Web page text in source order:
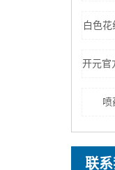
白色
喷
联系